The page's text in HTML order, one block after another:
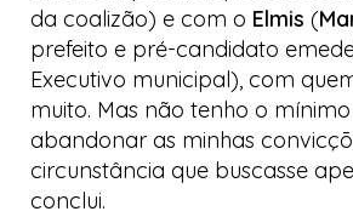
da coalizão) e com o Elmis (
prefeito e pré-candidato
Executivo municipal), com
muito. Mas não tenho o
abandonar as minhas
circunstância que buscasse
conclui.